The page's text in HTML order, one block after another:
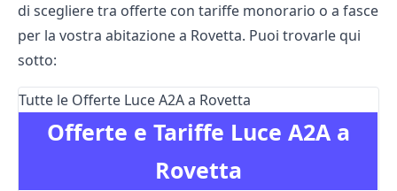
di scegliere tra offerte con tariffe monorario o a fasce
per la vostra abitazione a Rovetta. Puoi trovarle qui
sotto:
Tutte le Offerte Luce A2A a Rovetta
Offerte e Tariffe Luce A2A a
Rovetta